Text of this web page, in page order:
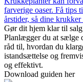
farverige oaser. Få tips
årstider, så dine
Gør dit hjem klar til
Planlægger du at sælge
råd til, hvordan du
istandsættelse og
og effektivt.
Download guiden her